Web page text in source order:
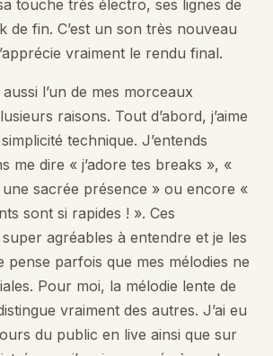
touche très électro, ses lignes de
de fin. C’est un son très nouveau
vraiment le rendu final.
l’un de mes morceaux
raisons. Tout d’abord, j’aime
technique. J’entends
me dire « j’adore tes breaks », «
sacrée présence » ou encore «
sont si rapides ! ». Ces
agréables à entendre et je les
pense parfois que mes mélodies ne
Pour moi, la mélodie lente de
vraiment des autres. J’ai eu
du public en live ainsi que sur